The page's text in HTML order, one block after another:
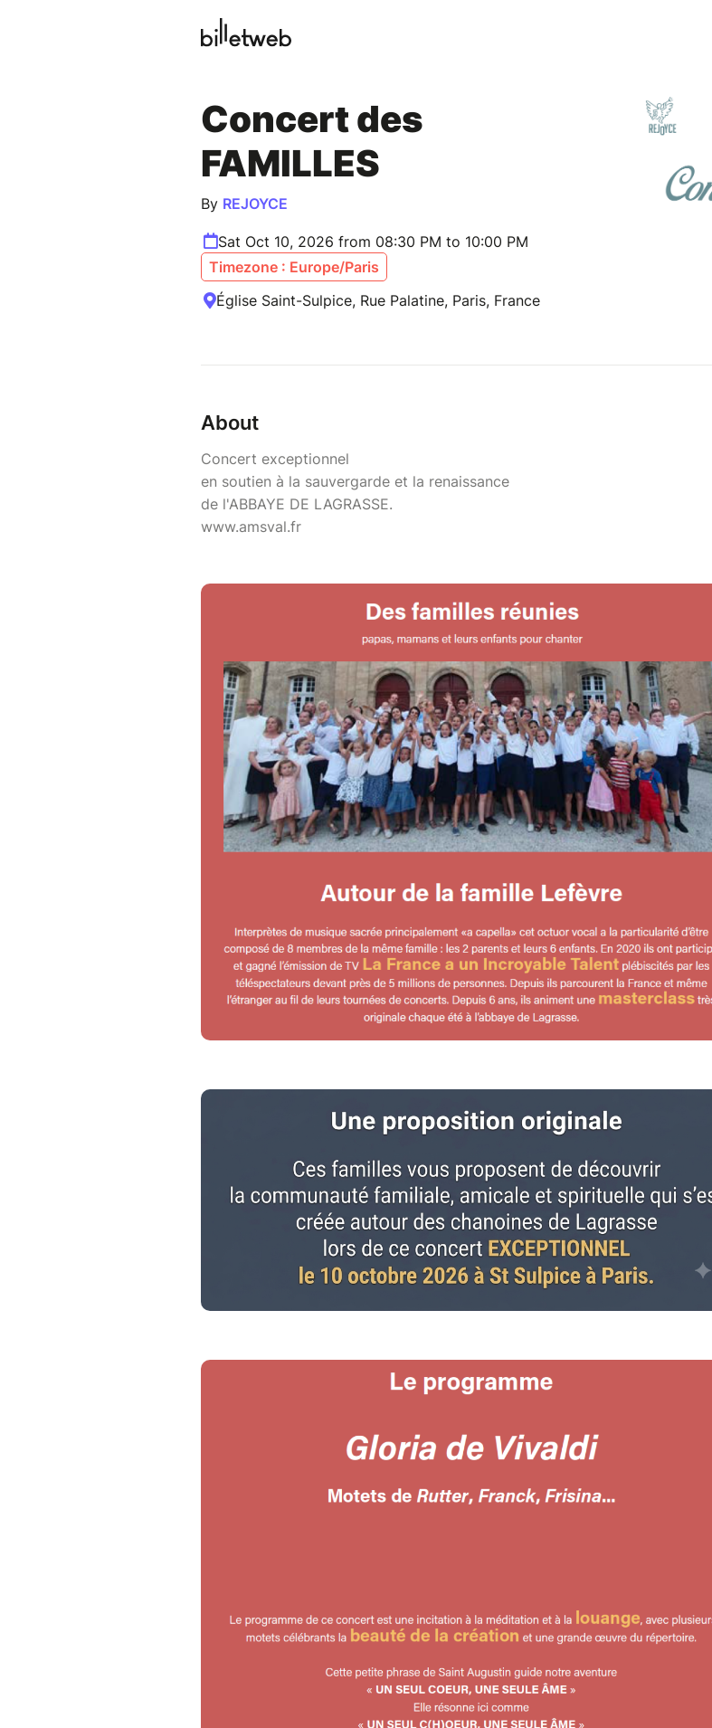
Concert des
FAMILLES
By REJOYCE
Sat Oct 10, 2026 from 08:30 PM to 10:00 PM
Timezone : Europe/Paris
Église Saint-Sulpice, Rue Palatine, Paris, France
About
Concert exceptionnel
en soutien à la sauvergarde et la renaissance
de l'ABBAYE DE LAGRASSE.
www.amsval.fr